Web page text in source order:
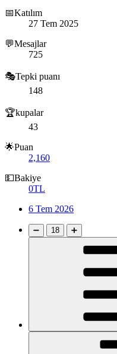
📅Katılım
27 Tem 2025
💬Mesajlar
725
🎭Tepki puanı
148
🏆kupalar
43
🌟Puan
2,160
💵Bakiye
0TL
6 Tem 2026
➖ 18 ➕